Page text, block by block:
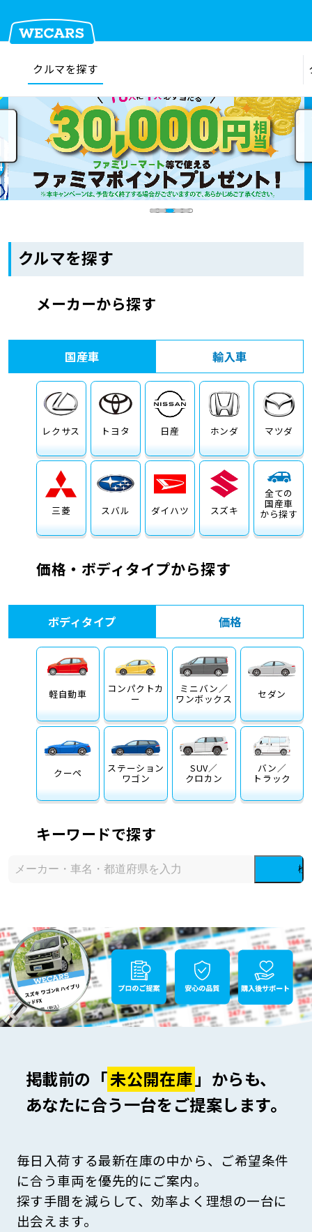
在庫検索
クルマを探す
クルマを売る
車検見積
車検料金・メニュー
品質管理とサポート体制
お役立ち情報
お問い合わせ
クルマを探す
クルマを探す
メーカーから探す
国産車
レクサス トヨタ 日産 ホンダ マツダ
三菱 スバル ダイハツ スズキ
全ての
国産車
から探す
輸入車
価格・ボディタイプから探す
ボディタイプ
軽自動車 コンパクトカ
ー
ミニバン／
ワンボックス セダン
クーペ ステーション
ワゴン
SUV／
クロカン
バン／
トラック
価格
キーワードで探す
検
掲載前の「未公開在庫」からも、
あなたに合う一台をご提案します。
毎日入荷する最新在庫の中から、ご希望条件
に合う車両を優先的にご案内。
探す手間を減らして、効率よく理想の一台に
出会えます。